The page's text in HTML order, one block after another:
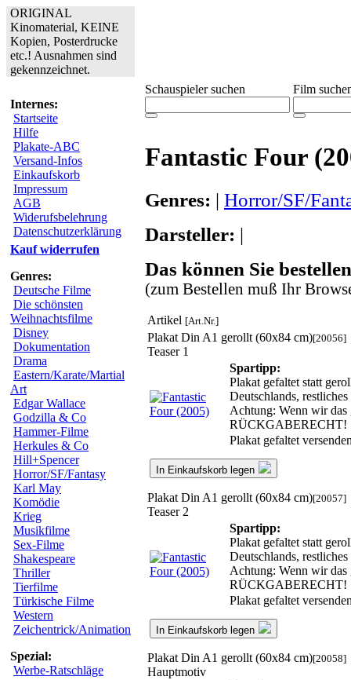
ORIGINAL
Kinomaterial, KEINE
Kopien, Posterdrucke
etc.! Ausnahmen sind
gekennzeichnet.
Internes:
Startseite
Hilfe
Plakate-ABC
Versand-Infos
Einkaufskorb
Impressum
AGB
Widerufsbelehrung
Datenschutzerklärung
Kauf widerrufen
Genres:
Deutsche Filme
Die schönsten
Weihnachtsfilme
Disney
Dokumentation
Drama
Eastern/Karate/Martial
Art
Edgar Wallace
Godzilla & Co
Hammer-Filme
Herkules & Co
Hill+Spencer
Horror/SF/Fantasy
Karl May
Komödie
Krieg
Musikfilme
Sex-Filme
Shakespeare
Thriller
Tierfilme
Türkische Filme
Western
Zeichentrick/Animation
Spezial:
Werbe-Ratschläge
Schauspieler suchen Film
Fantastic Four
Genres: | Horror/SF/
Darsteller: |
Das können Sie
(zum Bestellen muß Ihr
Artikel [Art.Nr.]
Plakat Din A1 gerollt (60x84 cm)[20056]
Teaser 1
Spartipp:
Plakat gefaltet statt
Deutschlands,
Achtung: Wenn wir
RÜCKGABERECHT!
Plakat gefaltet
In Einkaufskorb legen
Plakat Din A1 gerollt (60x84 cm)[20057]
Teaser 2
Spartipp:
Plakat gefaltet statt
Deutschlands,
Achtung: Wenn wir
RÜCKGABERECHT!
Plakat gefaltet
In Einkaufskorb legen
Plakat Din A1 gerollt (60x84 cm)[20058]
Hauptmotiv